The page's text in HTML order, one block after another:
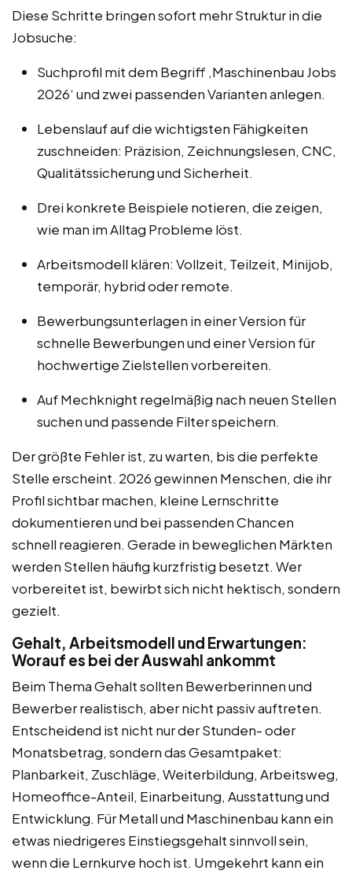
Diese Schritte bringen sofort mehr Struktur in die
Jobsuche:
Suchprofil mit dem Begriff ‚Maschinenbau Jobs
2026‘ und zwei passenden Varianten anlegen.
Lebenslauf auf die wichtigsten Fähigkeiten
zuschneiden: Präzision, Zeichnungslesen, CNC,
Qualitätssicherung und Sicherheit.
Drei konkrete Beispiele notieren, die zeigen,
wie man im Alltag Probleme löst.
Arbeitsmodell klären: Vollzeit, Teilzeit, Minijob,
temporär, hybrid oder remote.
Bewerbungsunterlagen in einer Version für
schnelle Bewerbungen und einer Version für
hochwertige Zielstellen vorbereiten.
Auf Mechknight regelmäßig nach neuen Stellen
suchen und passende Filter speichern.
Der größte Fehler ist, zu warten, bis die perfekte
Stelle erscheint. 2026 gewinnen Menschen, die ihr
Profil sichtbar machen, kleine Lernschritte
dokumentieren und bei passenden Chancen
schnell reagieren. Gerade in beweglichen Märkten
werden Stellen häufig kurzfristig besetzt. Wer
vorbereitet ist, bewirbt sich nicht hektisch, sondern
gezielt.
Gehalt, Arbeitsmodell und Erwartungen:
Worauf es bei der Auswahl ankommt
Beim Thema Gehalt sollten Bewerberinnen und
Bewerber realistisch, aber nicht passiv auftreten.
Entscheidend ist nicht nur der Stunden- oder
Monatsbetrag, sondern das Gesamtpaket:
Planbarkeit, Zuschläge, Weiterbildung, Arbeitsweg,
Homeoffice-Anteil, Einarbeitung, Ausstattung und
Entwicklung. Für Metall und Maschinenbau kann ein
etwas niedrigeres Einstiegsgehalt sinnvoll sein,
wenn die Lernkurve hoch ist. Umgekehrt kann ein